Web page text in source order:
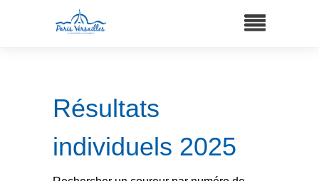
Résultats
individuels 2025